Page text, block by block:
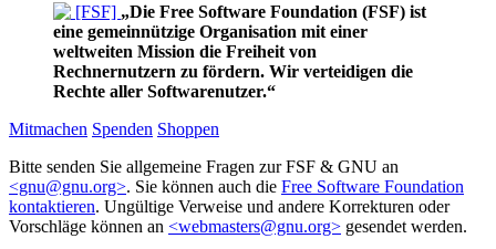
Die Free Software Foundation (FSF) ist
eine gemeinnützige Organisation mit einer
weltweiten Mission die Freiheit von
Rechnernutzern zu fördern. Wir verteidigen die
Rechte aller Softwarenutzer.
Mitmachen Spenden Shoppen
Bitte senden Sie allgemeine Fragen zur FSF & GNU an
<gnu@gnu.org>. Sie können auch die Free Software Foundation
kontaktieren. Ungültige Verweise und andere Korrekturen oder
Vorschläge können an <webmasters@gnu.org> gesendet werden.